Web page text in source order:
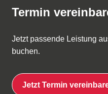
Termin
Jetzt passende Leistung
buchen.
Jetzt Termin